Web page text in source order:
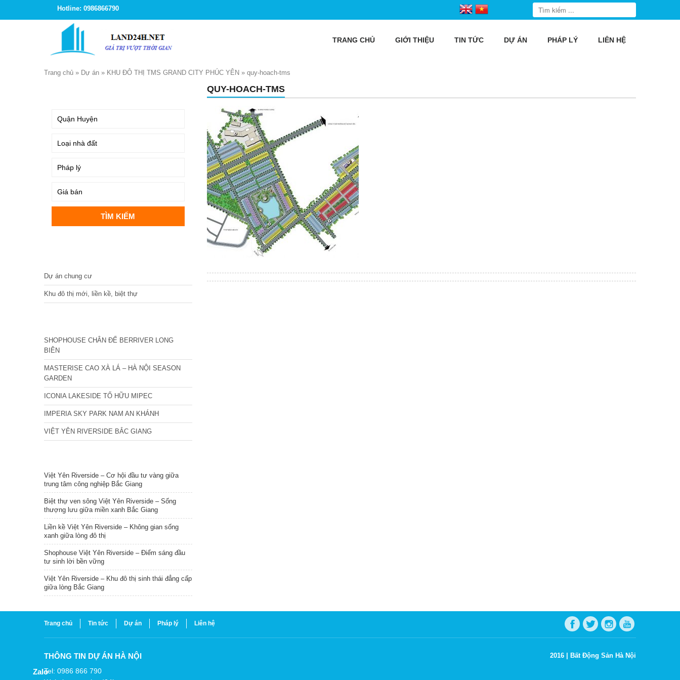
Hotline: 0986866790
TRANG CHỦ GIỚI THIỆU TIN TỨC DỰ ÁN PHÁP LÝ LIÊN HỆ
Trang chủ » Dự án » KHU ĐÔ THỊ TMS GRAND CITY PHÚC YÊN » quy-hoach-tms
QUY-HOACH-TMS
Dự án chung cư
Khu đô thị mới, liền kề, biệt thự
SHOPHOUSE CHÂN ĐẾ BERRIVER LONG
BIÊN
MASTERISE CAO XÀ LÁ – HÀ NỘI SEASON
GARDEN
ICONIA LAKESIDE TỐ HỮU MIPEC
IMPERIA SKY PARK NAM AN KHÁNH
VIỆT YÊN RIVERSIDE BẮC GIANG
Việt Yên Riverside – Cơ hội đầu tư vàng giữa
trung tâm công nghiệp Bắc Giang
Biệt thự ven sông Việt Yên Riverside – Sống
thượng lưu giữa miền xanh Bắc Giang
Liền kề Việt Yên Riverside – Không gian sống
xanh giữa lòng đô thị
Shophouse Việt Yên Riverside – Điểm sáng đầu
tư sinh lời bền vững
Việt Yên Riverside – Khu đô thị sinh thái đẳng cấp
giữa lòng Bắc Giang
Trang chủ Tin tức Dự án Pháp lý Liên hệ
THÔNG TIN DỰ ÁN HÀ NỘI
Tel: 0986 866 790
2016 | Bất Động Sản Hà Nội
Zalo